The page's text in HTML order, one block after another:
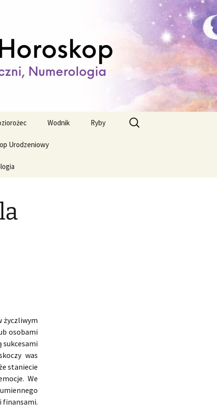
Wodnik Ryby
Urodzeniowy
Szukaj:
życzliwym
osobami
sukcesami
was
staniecie
We
finansami.